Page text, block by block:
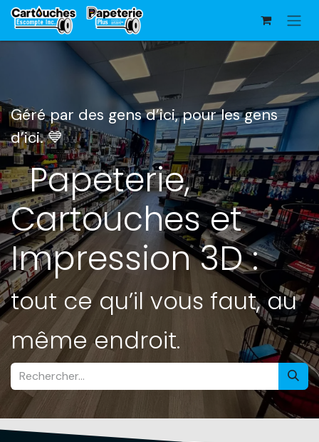
Se rendre au contenu
Géré par des gens d’ici, ​pour les gens
d’ici. 💙
Papeterie,
Cartouches et
Impression 3D :
tout ce qu’il vous faut, au
même endroit.